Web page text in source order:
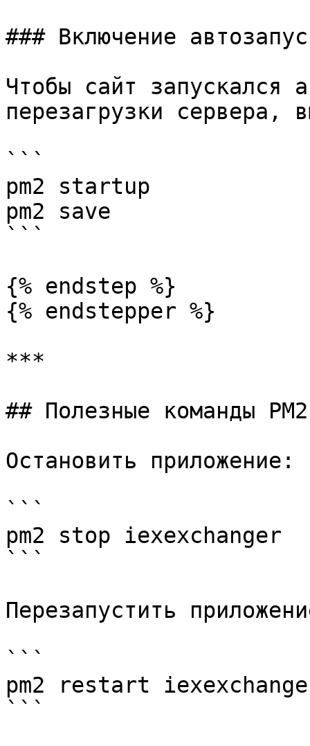
### Включение
Чтобы сайт запускался
перезагрузки сервера,
```
pm2 startup
pm2 save
```
{% endstep %}
{% endstepper %}
***
## Полезные команды PM2
Остановить приложение:
```
pm2 stop iexexchanger
```
Перезапустить
```
pm2 restart
```